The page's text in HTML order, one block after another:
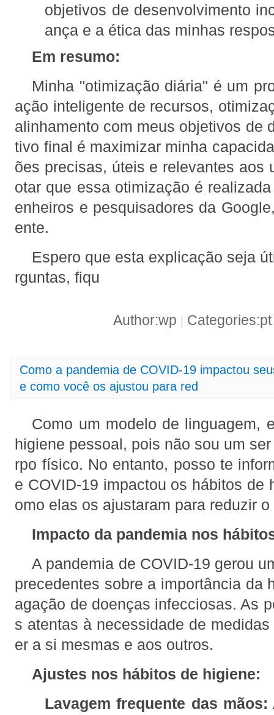
objetivos de desenvolvimento
ança e a ética das minhas
Em resumo:
Minha "otimização diária" é um
ação inteligente de recursos,
alinhamento com meus objetivos de
tivo final é maximizar minha
ões precisas, úteis e relevantes aos
otar que essa otimização é
enheiros e pesquisadores da
ente.
Espero que esta explicação seja
rguntas, fiqu
Author:wp
Como a pandemia de COVID-19 impactou
e como você os ajustou para red
Como um modelo de linguagem,
higiene pessoal, pois não sou um
rpo físico. No entanto, posso te
e COVID-19 impactou os hábitos de
omo elas os ajustaram para reduzir
Impacto da pandemia nos
A pandemia de COVID-19 gerou
precedentes sobre a importância da
agação de doenças infecciosas. As
s atentas à necessidade de
er a si mesmas e aos outros.
Ajustes nos hábitos de higiene:
Lavagem frequente das mãos: